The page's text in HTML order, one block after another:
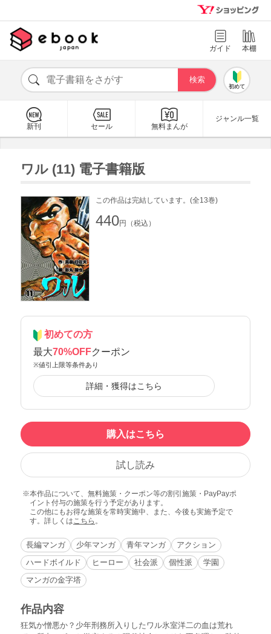
ガイド 本棚
初めて
新刊 セール 無料まんが
ジャンル一覧
ワル (11) 電子書籍版
この作品は完結しています。(全13巻)
440円（税込）
初めての方
最大70%OFFクーポン
※値引上限等条件あり
詳細・獲得はこちら
購入はこちら
試し読み
本作品について、無料施策・クーポン等の割引施策・PayPayポ
イント付与の施策を行う予定があります。
この他にもお得な施策を常時実施中、また、今後も実施予定で
す。詳しくは こちら 。
長編マンガ 少年マンガ 青年マンガ
アクション
ハードボイルド
ヒーロー 社会派 個性派
学園
マンガの金字塔
作品内容
狂気か憎悪か？少年刑務所入りしたワル氷室洋二の血は荒れ